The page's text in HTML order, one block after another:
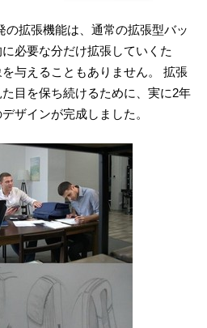
の拡張機能は、通常の拡張型バッ
必要な分だけ拡張していくた
与えることもありません。 拡張
目を保ち続けるために、実に2年
ザインが完成しました。